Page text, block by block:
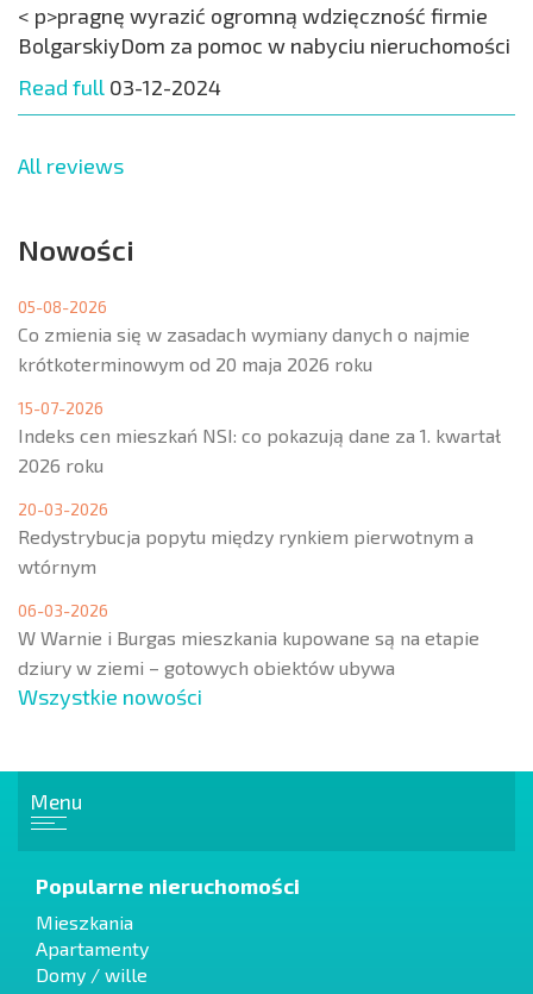
< p>pragnę wyrazić ogromną wdzięczność firmie
BolgarskiyDom za pomoc w nabyciu nieruchomości
Read full 03-12-2024
All reviews
Nowości
05-08-2026
Co zmienia się w zasadach wymiany danych o najmie
krótkoterminowym od 20 maja 2026 roku
15-07-2026
Indeks cen mieszkań NSI: co pokazują dane za 1. kwartał
2026 roku
20-03-2026
Redystrybucja popytu między rynkiem pierwotnym a
wtórnym
06-03-2026
W Warnie i Burgas mieszkania kupowane są na etapie
dziury w ziemi – gotowych obiektów ubywa
Wszystkie nowości
Menu
Popularne nieruchomości
Mieszkania
Apartamenty
Domy / wille